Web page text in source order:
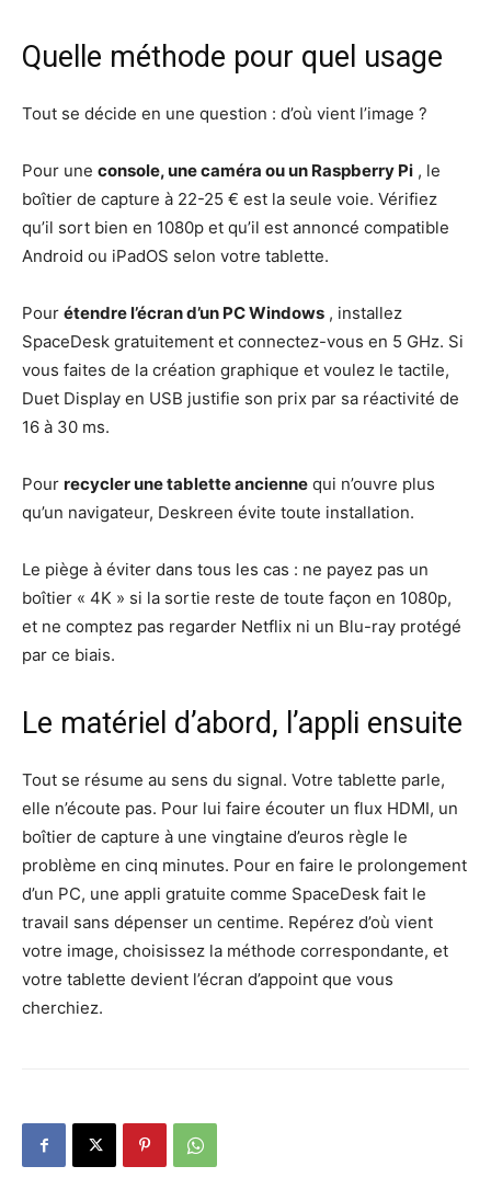
Quelle méthode pour quel usage
Tout se décide en une question : d’où vient l’image ?
Pour une console, une caméra ou un Raspberry Pi , le
boîtier de capture à 22-25 € est la seule voie. Vérifiez
qu’il sort bien en 1080p et qu’il est annoncé compatible
Android ou iPadOS selon votre tablette.
Pour étendre l’écran d’un PC Windows , installez
SpaceDesk gratuitement et connectez-vous en 5 GHz. Si
vous faites de la création graphique et voulez le tactile,
Duet Display en USB justifie son prix par sa réactivité de
16 à 30 ms.
Pour recycler une tablette ancienne qui n’ouvre plus
qu’un navigateur, Deskreen évite toute installation.
Le piège à éviter dans tous les cas : ne payez pas un
boîtier « 4K » si la sortie reste de toute façon en 1080p,
et ne comptez pas regarder Netflix ni un Blu-ray protégé
par ce biais.
Le matériel d’abord, l’appli ensuite
Tout se résume au sens du signal. Votre tablette parle,
elle n’écoute pas. Pour lui faire écouter un flux HDMI, un
boîtier de capture à une vingtaine d’euros règle le
problème en cinq minutes. Pour en faire le prolongement
d’un PC, une appli gratuite comme SpaceDesk fait le
travail sans dépenser un centime. Repérez d’où vient
votre image, choisissez la méthode correspondante, et
votre tablette devient l’écran d’appoint que vous
cherchiez.